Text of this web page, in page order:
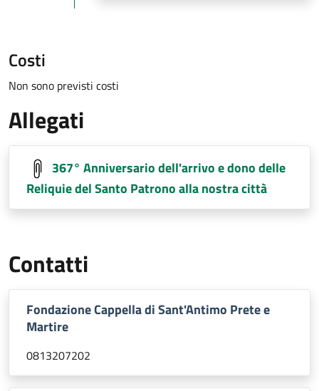
Costi
Non sono previsti costi
Allegati
367° Anniversario dell'arrivo e dono delle
Reliquie del Santo Patrono alla nostra città
Contatti
Fondazione Cappella di Sant'Antimo Prete e
Martire
0813207202